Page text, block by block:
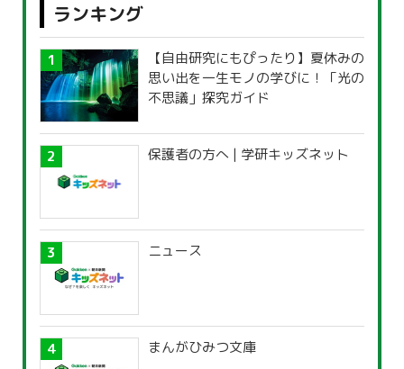
ランキング
【自由研究にもぴったり】夏休みの
思い出を一生モノの学びに！「光の
不思議」探究ガイド
保護者の方へ | 学研キッズネット
ニュース
まんがひみつ文庫